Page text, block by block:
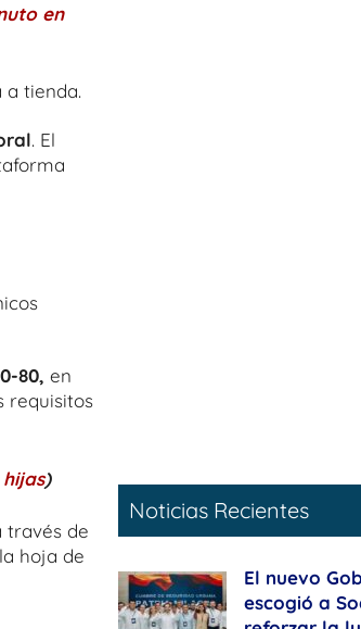
en
a tienda.
. El
80, en
requisitos
)
través de
hoja de
Noticias Recientes
El nuevo
escogió a